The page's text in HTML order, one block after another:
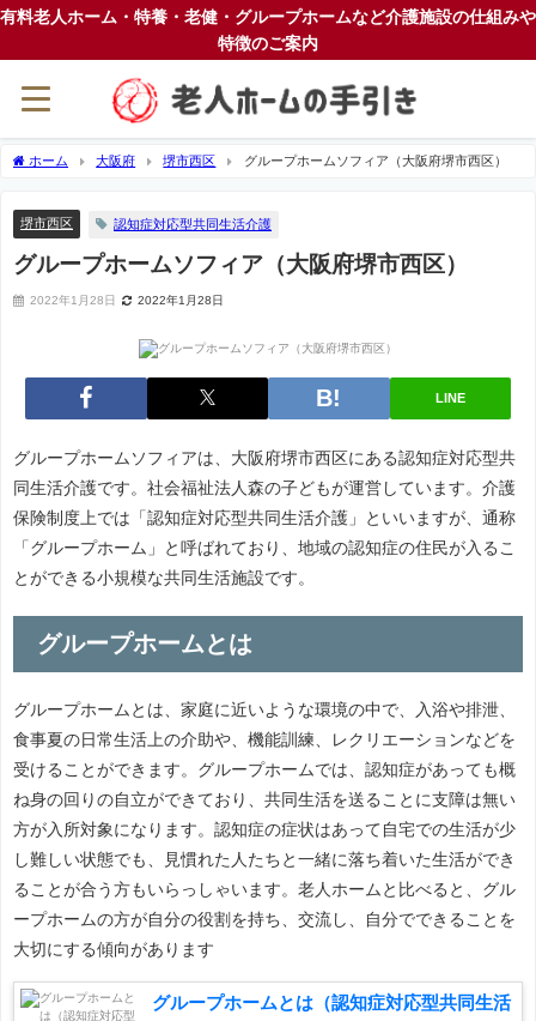
有料老人ホーム・特養・老健・グループホームなど介護施設の仕組みや
特徴のご案内
ホーム 大阪府 堺市西区 グループホームソフィア（大阪府堺市西区）
堺市西区 認知症対応型共同生活介護
グループホームソフィア（大阪府堺市西区）
2022年1月28日 2022年1月28日
LINE
グループホームソフィアは、大阪府堺市西区にある認知症対応型共
同生活介護です。社会福祉法人森の子どもが運営しています。介護
保険制度上では「認知症対応型共同生活介護」といいますが、通称
「グループホーム」と呼ばれており、地域の認知症の住民が入るこ
とができる小規模な共同生活施設です。
グループホームとは
グループホームとは、家庭に近いような環境の中で、入浴や排泄、
食事夏の日常生活上の介助や、機能訓練、レクリエーションなどを
受けることができます。グループホームでは、認知症があっても概
ね身の回りの自立ができており、共同生活を送ることに支障は無い
方が入所対象になります。認知症の症状はあって自宅での生活が少
し難しい状態でも、見慣れた人たちと一緒に落ち着いた生活ができ
ることが合う方もいらっしゃいます。老人ホームと比べると、グル
ープホームの方が自分の役割を持ち、交流し、自分でできることを
大切にする傾向があります
グループホームとは（認知症対応型共同生活